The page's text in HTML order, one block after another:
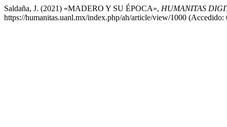
Saldaña, J. (2021) «MADERO Y SU ÉPOCA», HUMANITAS
https://humanitas.uanl.mx/index.php/ah/article/view/1000 (Accedido: